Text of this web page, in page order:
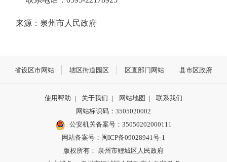
来源：泉州市人民政府
省设区市网站 辖区街道园区 区直部门网站 县市区政府
使用帮助 | 关于我们 | 网站地图 |
联系我们
网站标识码：3505020002
公安机关备案号：35050202000111
网站备案号：闽ICP备09028941号-1
版权所有： 泉州市鲤城区人民政府